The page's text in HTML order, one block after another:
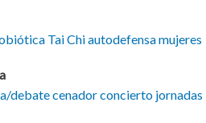
Tai Chiautodefensamujeres
debatecenadorconcierto jornadas